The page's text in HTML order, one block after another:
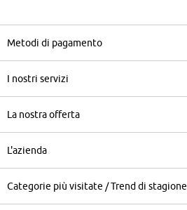
Metodi di pagamento
I nostri servizi
La nostra offerta
L'azienda
Categorie più visitate / Trend di stagione